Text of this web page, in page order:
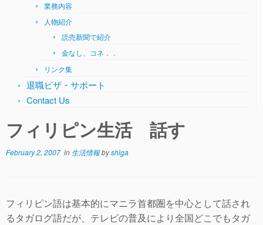
業務内容
人物紹介
読売新聞で紹介
金なし、コネ．．
リンク集
退職ビザ・サポート
Contact Us
フィリピン生活 話す
February 2, 2007in 生活情報byshiga
フィリピン語は基本的にマニラ首都圏を中心として話され
るタガログ語だが、テレビの普及により全国どこでもタガ